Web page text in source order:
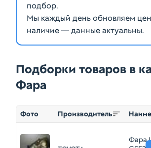
подбор.
Мы каждый день обновляем
наличие — данные актуальны.
Подборки товаров в
Фара
Фото Производитель
Фара